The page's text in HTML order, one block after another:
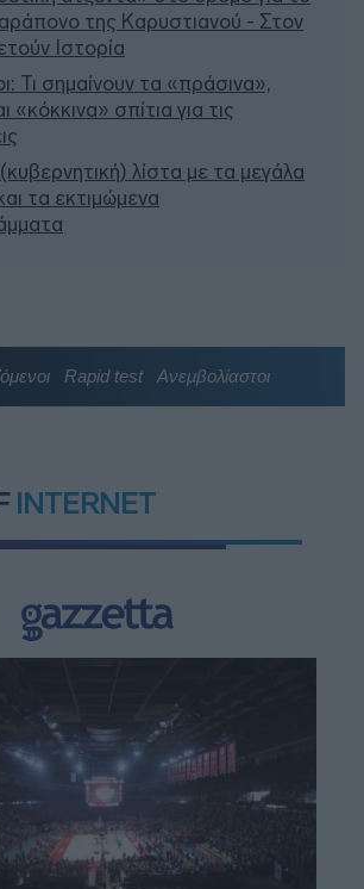
της Καρυστιανού - Στον
Ιστορία
Τι σημαίνουν τα «πράσινα»,
«κόκκινα» σπίτια για τις
(κυβερνητική) λίστα με τα μεγάλα
τα εκτιμώμενα
Rapid test Ανεμβολίαστοι
INTERNET